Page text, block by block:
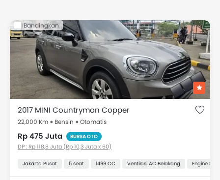
Bandingkan
2017 MINI Countryman Copper
22,000 Km Bensin Otomatis
Rp 475 Juta BURSA OTO
DP : Rp 118,8 Juta (Rp 10,3 Juta x 60)
Jakarta Pusat 5 seat 1499 CC Ventilasi AC Belakang Engine